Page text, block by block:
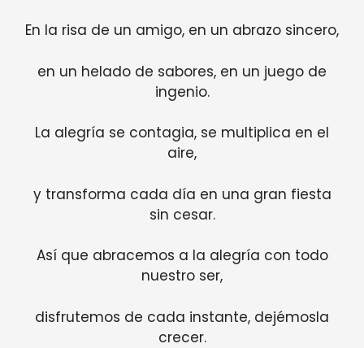
En la risa de un amigo, en un abrazo sincero,
en un helado de sabores, en un juego de
ingenio.
La alegría se contagia, se multiplica en el
aire,
y transforma cada día en una gran fiesta
sin cesar.
Así que abracemos a la alegría con todo
nuestro ser,
disfrutemos de cada instante, dejémosla
crecer.